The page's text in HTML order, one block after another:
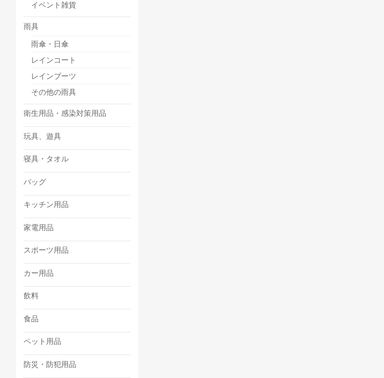
イベント雑貨
雨具
雨傘・日傘
レインコート
レインブーツ
その他の雨具
衛生用品・感染対策用品
玩具、遊具
寝具・タオル
バッグ
キッチン用品
家電用品
スポーツ用品
カー用品
飲料
食品
ペット用品
防災・防犯用品